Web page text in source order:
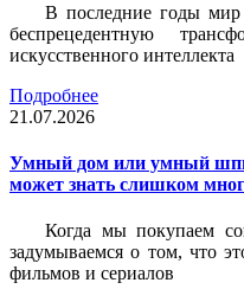
В последние годы мир
беспрецедентную
искусственного интеллекта
Подробнее
21.07.2026
Умный дом или умный
может знать слишком
Когда мы покупаем
задумываемся о том, что
фильмов и сериалов